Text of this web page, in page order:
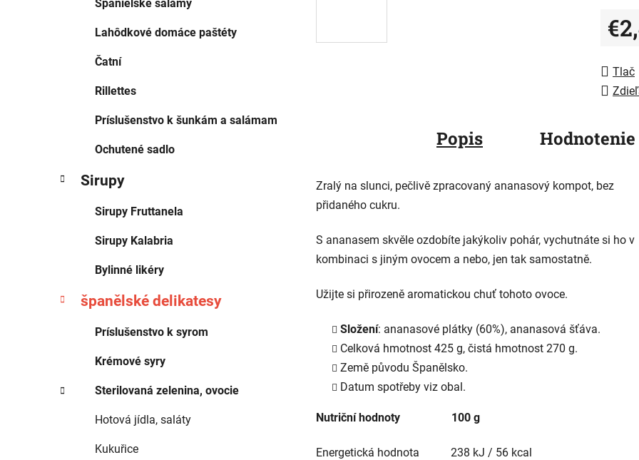
Španielske salámy
Lahôdkové domáce paštéty
Čatní
Rillettes
Príslušenstvo k šunkám a salámam
Ochutené sadlo
Sirupy
Sirupy Fruttanela
Sirupy Kalabria
Bylinné likéry
španělské delikatesy
Príslušenstvo k syrom
Krémové syry
Sterilovaná zelenina, ovocie
Hotová jídla, saláty
Kukuřice
Tlač
Popis Hodnotenie
Zralý na slunci, pečlivě zpracovaný ananasový kompot, bez
přidaného cukru.
S ananasem skvěle ozdobíte jakýkoliv pohár, vychutnáte si ho v
kombinaci s jiným ovocem a nebo, jen tak samostatně.
Užijte si přirozeně aromatickou chuť tohoto ovoce.
Složení: ananasové plátky (60%), ananasová šťáva.
Celková hmotnost 425 g, čistá hmotnost 270 g.
Země původu Španělsko.
Datum spotřeby viz obal.
Nutriční hodnoty 100 g
Energetická hodnota 238 kJ / 56 kcal